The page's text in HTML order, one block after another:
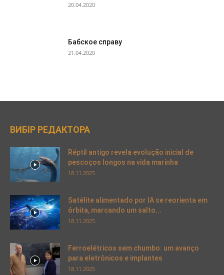
20.04.2020
Бабское справу
21.04.2020
ВИБІР РЕДАКТОРА
Réptil antigo revela evolução inicial de
pescoços longos na vida marinha
18.11.2025
Satélite alimentado por IA se reorienta em
órbita, marcando um salto...
18.11.2025
Ferroelétricos sem chumbo: um avanço
para eletrônicos e implantes
18.11.2025